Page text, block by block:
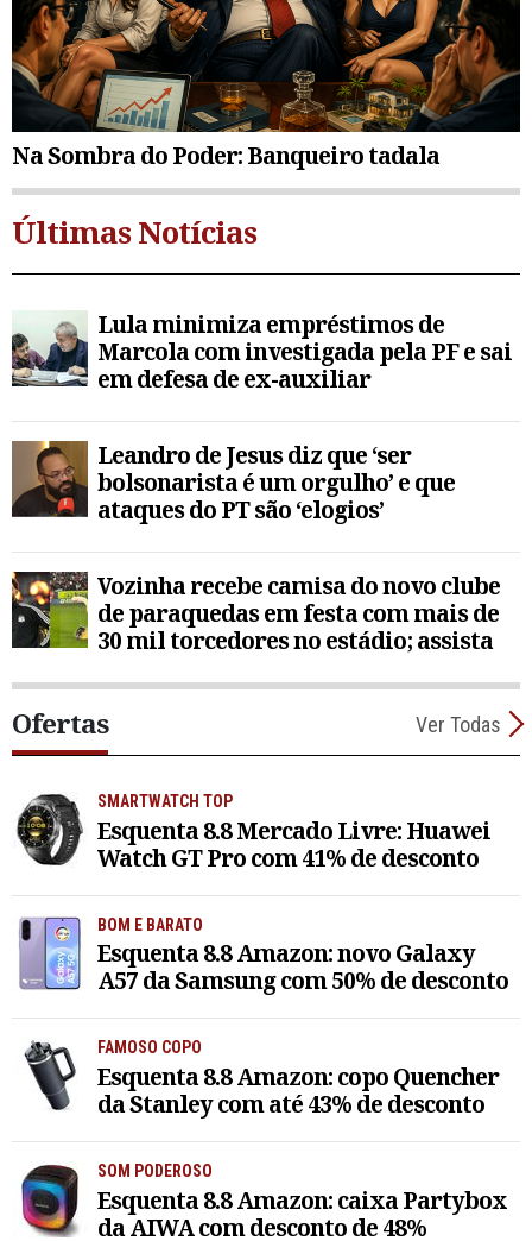
Na Sombra do Poder: Banqueiro tadala
Últimas Notícias
Lula minimiza empréstimos de
Marcola com investigada pela PF e sai
em defesa de ex-auxiliar
Leandro de Jesus diz que ‘ser
bolsonarista é um orgulho’ e que
ataques do PT são ‘elogios’
Vozinha recebe camisa do novo clube
de paraquedas em festa com mais de
30 mil torcedores no estádio; assista
Ofertas Ver Todas
SMARTWATCH TOP
Esquenta 8.8 Mercado Livre: Huawei
Watch GT Pro com 41% de desconto
BOM E BARATO
Esquenta 8.8 Amazon: novo Galaxy
A57 da Samsung com 50% de desconto
FAMOSO COPO
Esquenta 8.8 Amazon: copo Quencher
da Stanley com até 43% de desconto
SOM PODEROSO
Esquenta 8.8 Amazon: caixa Partybox
da AIWA com desconto de 48%